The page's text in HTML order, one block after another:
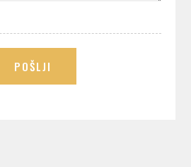
POŠLJI